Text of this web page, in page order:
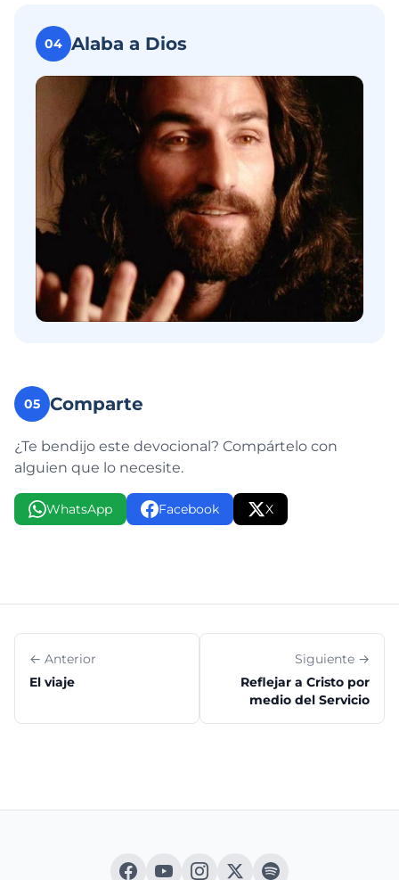
04 Alaba a Dios
05 Comparte
¿Te bendijo este devocional? Compártelo con
alguien que lo necesite.
WhatsApp Facebook X
← Anterior
El viaje
Siguiente →
Reflejar a Cristo por
medio del Servicio